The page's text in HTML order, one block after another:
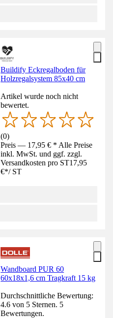
Buildify Eckregalboden für
Holzregalsystem 85x40 cm
Artikel wurde noch nicht
bewertet.
(0)
Preis — 17,95 € * Alle Preise
inkl. MwSt. und ggf. zzgl.
Versandkosten pro ST17,95
€*/ ST
Wandboard PUR 60
60x18x1,6 cm Tragkraft 15 kg
Durchschnittliche Bewertung:
4.6 von 5 Sternen. 5
Bewertungen.